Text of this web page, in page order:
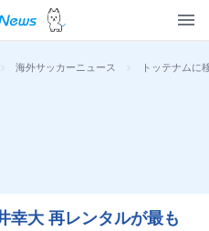
> 海外サッカーニュース > トッテナムに
幸大 再レンタルが最も